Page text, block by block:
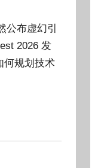
公布虚幻引
2026 发
何规划技术